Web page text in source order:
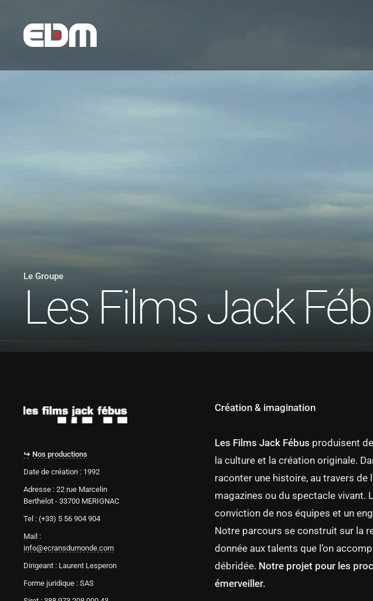
Le Groupe
Les Films Jack
Création & imagination
Les Films Jack Fébus produisent
la culture et la création originale.
raconter une histoire, au travers de
magazines ou du spectacle vivant.
conviction de nos équipes et un
Notre parcours se construit sur la
donnée aux talents que l’on
débridée. Notre projet pour les
émerveiller.
↪ Nos productions
Date de création : 1992
Adresse : 22 rue Marcelin
Berthelot - 33700 MERIGNAC
Tel : (+33) 5 56 904 904
Mail :
info@ecransdumonde.com
Dirigeant : Laurent Lesperon
Forme juridique : SAS